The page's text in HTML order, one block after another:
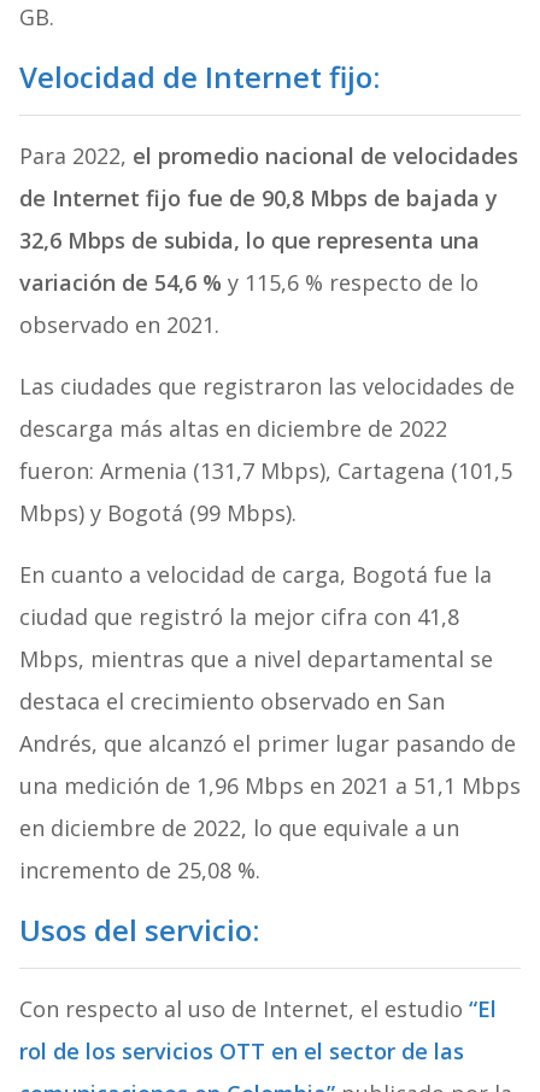
GB.
Velocidad de Internet fijo:
Para 2022, el promedio nacional de velocidades
de Internet fijo fue de 90,8 Mbps de bajada y
32,6 Mbps de subida, lo que representa una
variación de 54,6 % y 115,6 % respecto de lo
observado en 2021.
Las ciudades que registraron las velocidades de
descarga más altas en diciembre de 2022
fueron: Armenia (131,7 Mbps), Cartagena (101,5
Mbps) y Bogotá (99 Mbps).
En cuanto a velocidad de carga, Bogotá fue la
ciudad que registró la mejor cifra con 41,8
Mbps, mientras que a nivel departamental se
destaca el crecimiento observado en San
Andrés, que alcanzó el primer lugar pasando de
una medición de 1,96 Mbps en 2021 a 51,1 Mbps
en diciembre de 2022, lo que equivale a un
incremento de 25,08 %.
Usos del servicio:
Con respecto al uso de Internet, el estudio “El
rol de los servicios OTT en el sector de las